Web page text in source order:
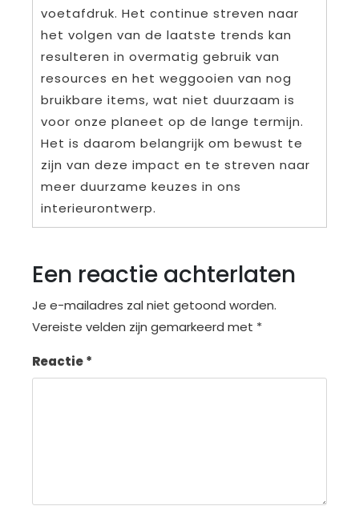
voetafdruk. Het continue streven naar
het volgen van de laatste trends kan
resulteren in overmatig gebruik van
resources en het weggooien van nog
bruikbare items, wat niet duurzaam is
voor onze planeet op de lange termijn.
Het is daarom belangrijk om bewust te
zijn van deze impact en te streven naar
meer duurzame keuzes in ons
interieurontwerp.
Een reactie achterlaten
Je e-mailadres zal niet getoond worden.
Vereiste velden zijn gemarkeerd met *
Reactie*